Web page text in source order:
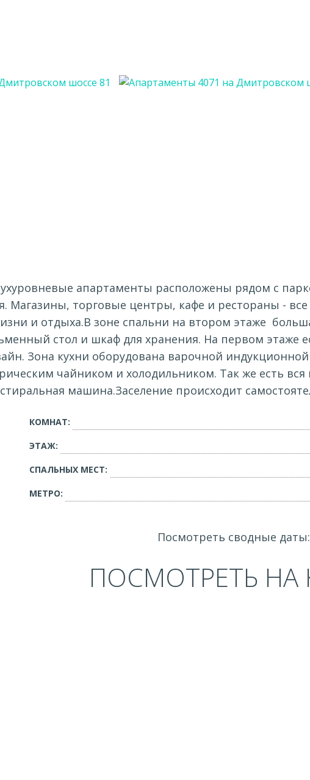
апартаменты расположены рядом с
Магазины, торговые центры, кафе и рестораны -
и отдыха.В зоне спальни на втором этаже
стол и шкаф для хранения. На первом этаже
Зона кухни оборудована варочной
чайником и холодильником. Так же есть вся
машина.Заселение происходит
КОМНАТ:
ЭТАЖ:
СПАЛЬНЫХ МЕСТ:
МЕТРО:
Посмотреть сводные даты:
ПОСМОТРЕТЬ НА